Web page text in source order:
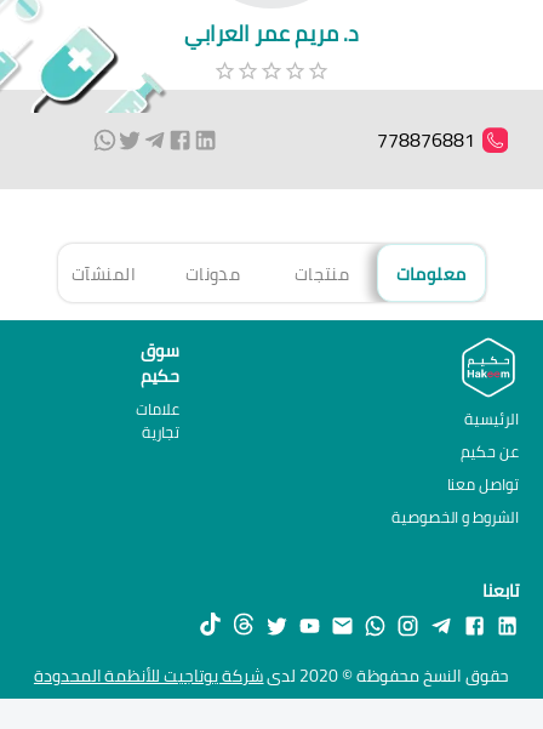
د. مريم عمر العرابي
778876881
معلومات منتجات مدونات المنشآت
الرئيسية
عن حكيم
تواصل معنا
الشروط و الخصوصية
سوق
حكيم
علامات
تجارية
تابعنا
حقوق النسخ محفوظة © 2020 لدى شركة يوتاجيت للأنظمة المحدودة